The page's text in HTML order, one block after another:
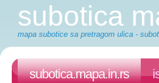
subotica
mapa subotice sa pretragom ulica -
subotica.mapa.in.rs